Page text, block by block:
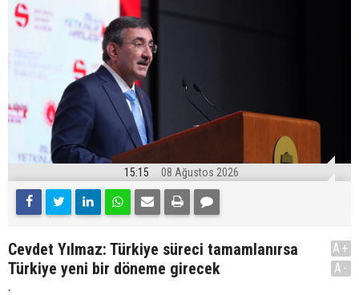
15:15 08 Ağustos 2026
Cevdet Yılmaz: Türkiye süreci tamamlanırsa
Türkiye yeni bir döneme girecek
.
A+
A-